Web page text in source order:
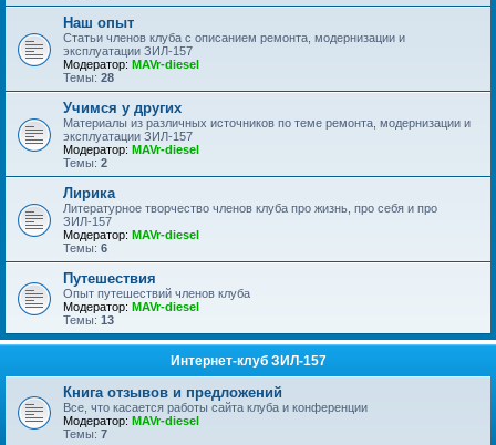
Наш опыт
Статьи членов клуба с описанием ремонта, модернизации и
эксплуатации ЗИЛ-157
Модератор: MAVr-diesel
Темы: 28
Учимся у других
Материалы из различных источников по теме ремонта, модернизации и
эксплуатации ЗИЛ-157
Модератор: MAVr-diesel
Темы: 2
Лирика
Литературное творчество членов клуба про жизнь, про себя и про
ЗИЛ-157
Модератор: MAVr-diesel
Темы: 6
Путешествия
Опыт путешествий членов клуба
Модератор: MAVr-diesel
Темы: 13
Интернет-клуб ЗИЛ-157
Книга отзывов и предложений
Все, что касается работы сайта клуба и конференции
Модератор: MAVr-diesel
Темы: 7